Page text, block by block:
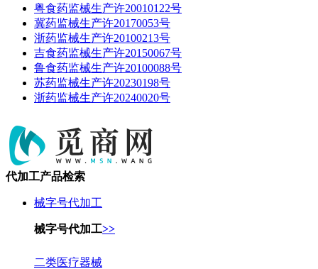
粤食药监械生产许20010122号
冀药监械生产许20170053号
浙药监械生产许20100213号
吉食药监械生产许20150067号
鲁食药监械生产许20100088号
苏药监械生产许20230198号
浙药监械生产许20240020号
代加工产品检索
械字号代加工
械字号代加工>>
二类医疗器械